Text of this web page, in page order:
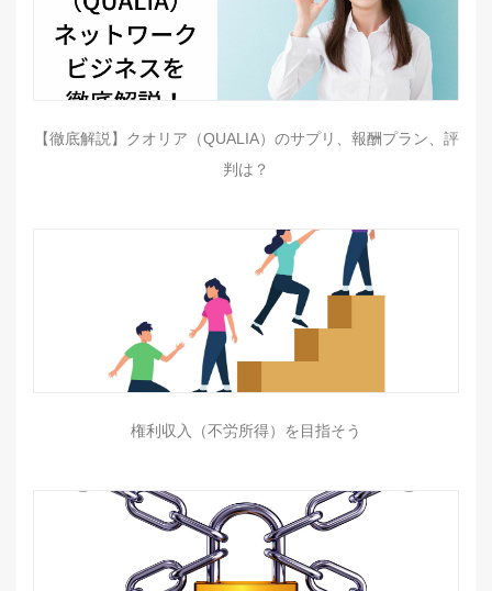
【徹底解説】クオリア（QUALIA）のサプリ、報酬プラン、評
判は？
権利収入（不労所得）を目指そう